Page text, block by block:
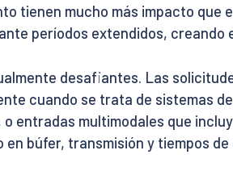
tienen mucho más impacto
períodos extendidos,
desafiantes. Las
cuando se trata de sistemas
entradas multimodales que
búfer, transmisión y tiempos